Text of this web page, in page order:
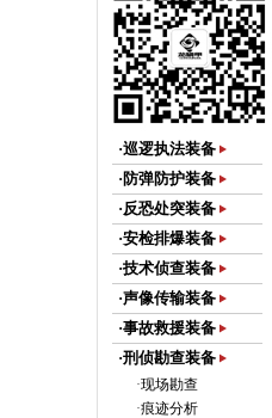
·巡逻执法装备
·防弹防护装备
·反恐处突装备
·安检排爆装备
·技术侦查装备
·声像传输装备
·事故救援装备
·刑侦勘查装备
·现场勘查
·痕迹分析
龙鳞甲塑钢通用套件
龙鳞甲塑钢侧开套件
龙鳞甲塑钢双排V型弹夹套